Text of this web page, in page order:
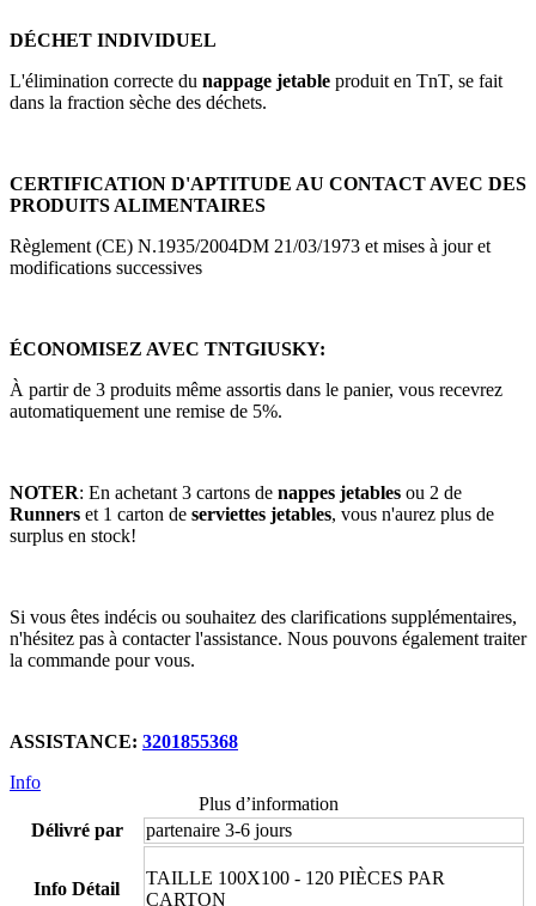
DÉCHET INDIVIDUEL
L'élimination correcte du nappage jetable produit en TnT, se fait
dans la fraction sèche des déchets.
CERTIFICATION D'APTITUDE AU CONTACT AVEC DES
PRODUITS ALIMENTAIRES
Règlement (CE) N.1935/2004DM 21/03/1973 et mises à jour et
modifications successives
ÉCONOMISEZ AVEC TNTGIUSKY:
À partir de 3 produits même assortis dans le panier, vous recevrez
automatiquement une remise de 5%.
NOTER: En achetant 3 cartons de nappes jetables ou 2 de
Runners et 1 carton de serviettes jetables, vous n'aurez plus de
surplus en stock!
Si vous êtes indécis ou souhaitez des clarifications supplémentaires,
n'hésitez pas à contacter l'assistance. Nous pouvons également traiter
la commande pour vous.
ASSISTANCE: 3201855368
Info
Plus d’information
Délivré par
partenaire 3-6 jours
Info Détail
TAILLE 100X100 - 120 PIÈCES PAR
CARTON